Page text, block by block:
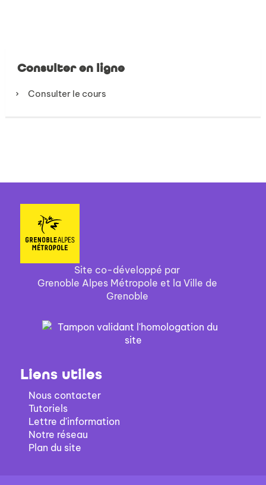
Consulter en ligne
Consulter le cours
Site co-développé par
Grenoble Alpes Métropole et la Ville de
Grenoble
Liens utiles
Nous contacter
Tutoriels
Lettre d'information
Notre réseau
Plan du site